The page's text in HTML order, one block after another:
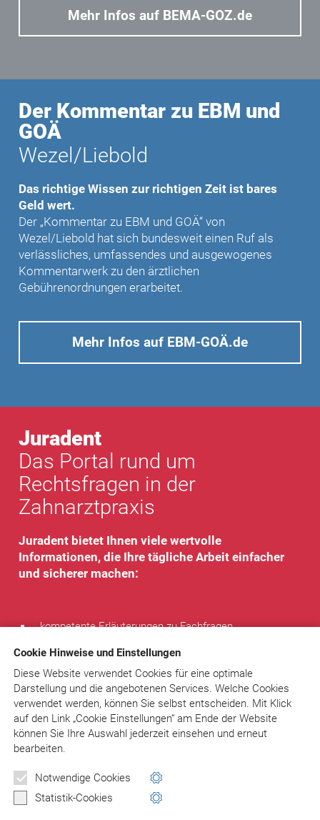
Cookie Hinweise und Einstellungen
Diese Website verwendet Cookies für eine optimale
Darstellung und die angebotenen Services. Welche Cookies
verwendet werden, können Sie selbst entscheiden. Mit Klick
aufden Link „Cookie Einstellungen“ am Ende der Website
können Sie Ihre Auswahl jederzeit einsehen und erneut
bearbeiten.
Notwendige Cookies
Statistik-Cookies
Mehr Infos auf BEMA-GOZ.de
Der Kommentar zu EBM und
GOÄ
Wezel/Liebold
Das richtige Wissen zur richtigen Zeit ist bares
Geld wert.
Der „Kommentar zu EBM und GOÄ“ von
Wezel/Liebold hat sich bundesweit einen Ruf als
verlässliches, umfassendes und ausgewogenes
Kommentarwerk zu den ärztlichen
Gebührenordnungen erarbeitet.
Mehr Infos auf EBM-GOÄ.de
Juradent
Das Portal rund um
Rechtsfragen in der
Zahnarztpraxis
Juradent bietet Ihnen viele wertvolle
Informationen, die Ihre tägliche Arbeit einfacher
und sicherer machen:
kompetente Erläuterungen zu Fachfragen
verwendbar
Rechtsprechung
Tipps von Experten
regelmäßiger Newsletter
individueller Rat bei speziellen Problemen
Sie sparen Zeit, entscheiden sicher, vermeiden Fehler und
www.juradent.de